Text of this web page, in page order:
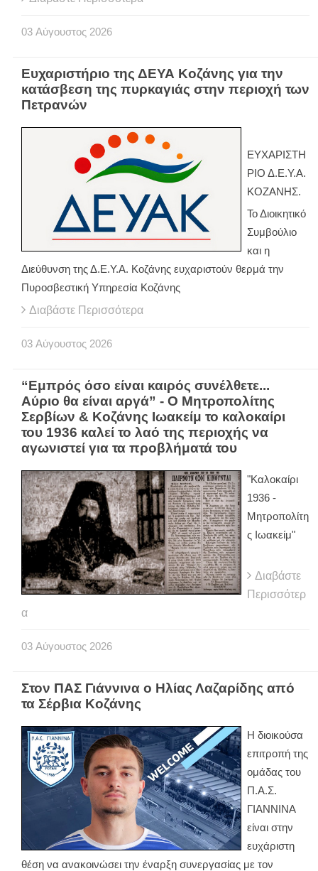
03 Αύγουστος 2026
Ευχαριστήριο της ΔΕΥΑ Κοζάνης για την
κατάσβεση της πυρκαγιάς στην περιοχή των
Πετρανών
ΕΥΧΑΡΙΣΤΗ
ΡΙΟ Δ.Ε.Υ.Α.
ΚΟΖΑΝΗΣ.
Το Διοικητικό
Συμβούλιο
και η
Διεύθυνση της Δ.Ε.Υ.Α. Κοζάνης ευχαριστούν θερμά την
Πυροσβεστική Υπηρεσία Κοζάνης
Διαβάστε Περισσότερα
03 Αύγουστος 2026
“Εμπρός όσο είναι καιρός συνέλθετε...
Αύριο θα είναι αργά” - Ο Μητροπολίτης
Σερβίων & Κοζάνης Ιωακείμ το καλοκαίρι
του 1936 καλεί το λαό της περιοχής να
αγωνιστεί για τα προβλήματά του
"Καλοκαίρι
1936 -
Μητροπολίτη
ς Ιωακείμ"
Διαβάστε
Περισσότερ
α
03 Αύγουστος 2026
Στον ΠΑΣ Γιάννινα ο Ηλίας Λαζαρίδης από
τα Σέρβια Κοζάνης
Η διοικούσα
επιτροπή της
ομάδας του
Π.Α.Σ.
ΓΙΑΝΝΙΝΑ
είναι στην
ευχάριστη
θέση να ανακοινώσει την έναρξη συνεργασίας με τον